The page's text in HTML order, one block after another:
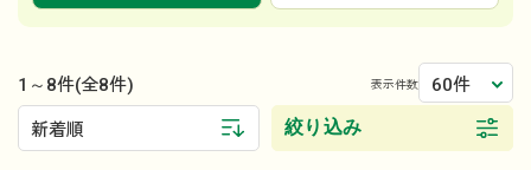
1～8件(全8件) 表示件数 60件
新着順 絞り込み